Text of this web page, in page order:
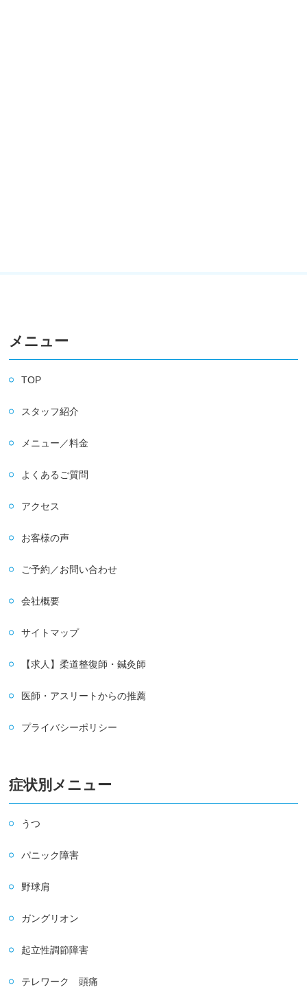
メニュー
TOP
スタッフ紹介
メニュー／料金
よくあるご質問
アクセス
お客様の声
ご予約／お問い合わせ
会社概要
サイトマップ
【求人】柔道整復師・鍼灸師
医師・アスリートからの推薦
プライバシーポリシー
症状別メニュー
うつ
パニック障害
野球肩
ガングリオン
起立性調節障害
テレワーク 頭痛